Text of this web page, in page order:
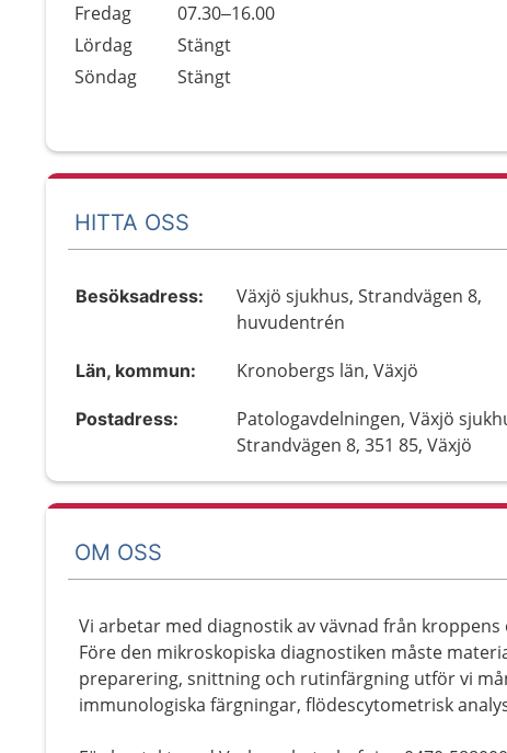
Fredag
07.30–16.00
Lördag
Stängt
Söndag
Stängt
HITTA OSS
Besöksadress:
Växjö sjukhus, Strandvägen 8,
huvudentrén
Län, kommun: Kronobergs län, Växjö
Postadress:
Patologavdelningen, Växjö
Strandvägen 8, 351 85, Växjö
OM OSS
Vi arbetar med diagnostik av vävnad från kroppens
Före den mikroskopiska diagnostiken måste
preparering, snittning och rutinfärgning utför vi
immunologiska färgningar, flödescytometrisk